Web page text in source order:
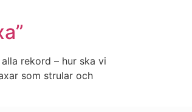
rekord – hur ska vi
som strular och